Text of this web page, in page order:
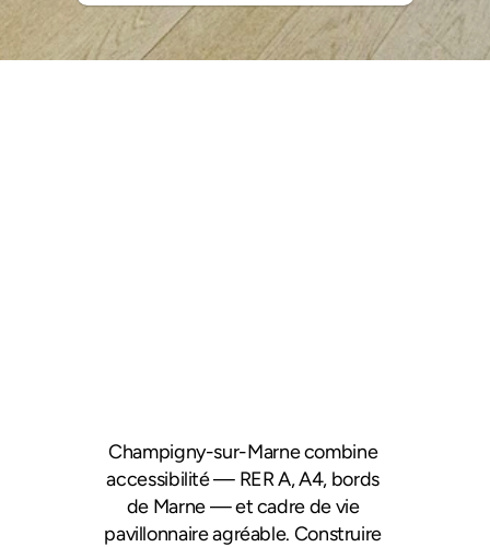
Champigny-sur-Marne combine
accessibilité — RER A, A4, bords
de Marne — et cadre de vie
pavillonnaire agréable. Construire